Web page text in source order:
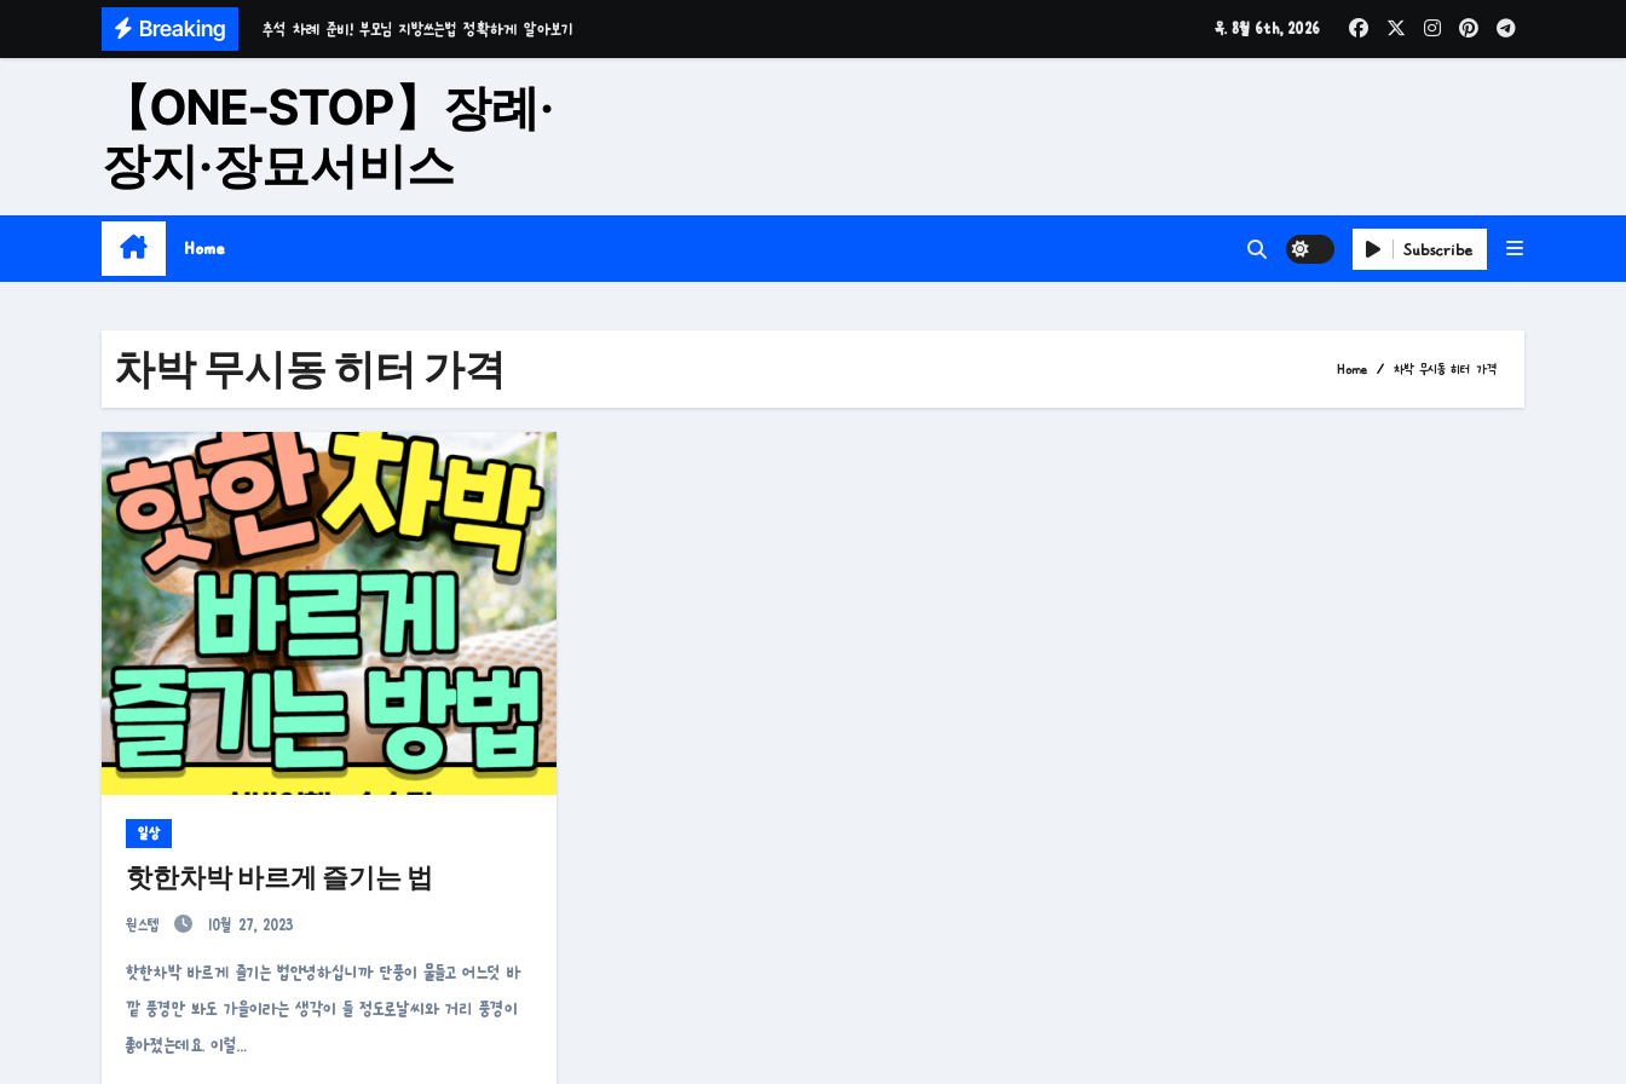
Breaking 추석 차례 준비! 부모님 지방쓰는법 정확하게 알아보기
시간이 흘러도 변함없는 가치 성주 추모공원
치유와 위로의 공간 기독교전용 김천 납골당
재단법인 효심추모공원(현 삼랑진추모공원)
목. 8월 6th, 2026
【ONE-STOP】장례·
장지·장묘서비스
Home Subscribe
차박 무시동 히터 가격 Home 차박 무시동 히터 가격
일상
핫한차박 바르게 즐기는 법
원스텝 10월 27, 2023
핫한차박 바르게 즐기는 법안녕하십니까 단풍이 물들고 어느덧 바
깥 풍경만 봐도 가을이라는 생각이 들 정도로날씨와 거리 풍경이
좋아졌는데요. 이럴…